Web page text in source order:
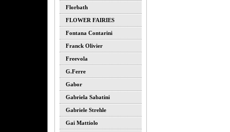
Florbath
FLOWER FAIRIES
Fontana Contarini
Franck Olivier
Freevola
G.ferre
Gabor
Gabriela Sabatini
Gabriele Strehle
Gai Mattiolo